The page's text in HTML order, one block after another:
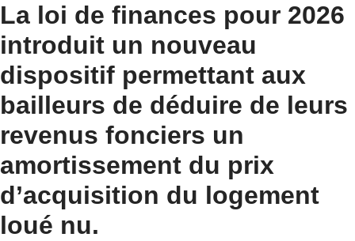
La loi de finances pour 2026
introduit un nouveau
dispositif permettant aux
bailleurs de déduire de leurs
revenus fonciers un
amortissement du prix
d’acquisition du logement
loué nu.